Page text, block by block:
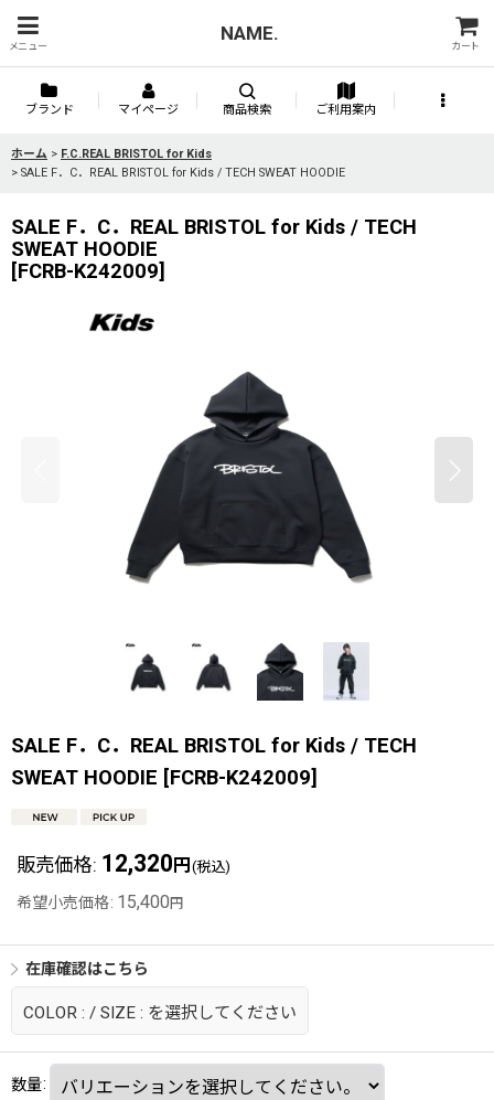
メニュー
NAME.
カート
ブランド マイページ 商品検索 ご利用案内
ホーム > F.C.REAL BRISTOL for Kids
> SALE F．C．REAL BRISTOL for Kids / TECH SWEAT HOODIE
SALE F．C．REAL BRISTOL for Kids / TECH
SWEAT HOODIE
[FCRB-K242009]
SALE F．C．REAL BRISTOL for Kids / TECH
SWEAT HOODIE [FCRB-K242009]
販売価格: 12,320 円 (税込)
希望小売価格: 15,400円
在庫確認はこちら
COLOR : / SIZE : を選択してください
数量: